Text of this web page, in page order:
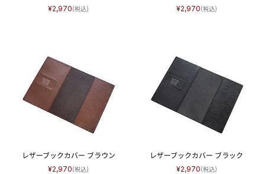
2,970
2,970
レザーブックカバー ブラウン
2,970
レザーブックカバー ブラック
2,970